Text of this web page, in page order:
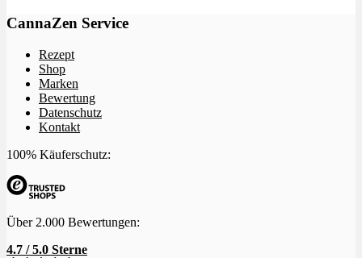
CannaZen Service
Rezept
Shop
Marken
Bewertung
Datenschutz
Kontakt
100% Käuferschutz:
Über 2.000 Bewertungen:
4.7 / 5.0 Sterne